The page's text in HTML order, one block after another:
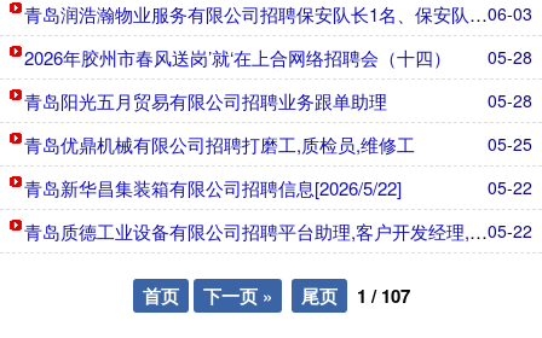
06-03
青岛润浩瀚物业服务有限公司招聘保安队长1名、保安队员4名
05-28
2026年胶州市春风送岗’就‘在上合网络招聘会（十四）
05-28
青岛阳光五月贸易有限公司招聘业务跟单助理
05-25
青岛优鼎机械有限公司招聘打磨工,质检员,维修工
05-22
青岛新华昌集装箱有限公司招聘信息[2026/5/22]
05-22
青岛质德工业设备有限公司招聘平台助理,客户开发经理,模具设计工程
首页 下一页 » 尾页 1 /107